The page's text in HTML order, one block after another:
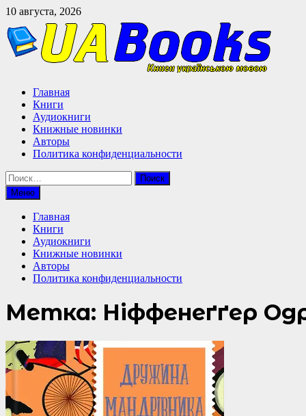
Перейти
содержимому
10 августа, 2026
Главная
Книги
Аудиокниги
Книжные новинки
Авторы
Политика конфиденциальности
Найти:
Меню
Главная
Книги
Аудиокниги
Книжные новинки
Авторы
Политика конфиденциальности
Метка: Ніффенеґґер